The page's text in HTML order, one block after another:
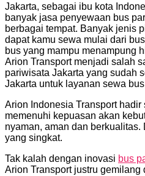
Jakarta, sebagai ibu kota
banyak jasa penyewaan bus
berbagai tempat. Banyak jenis
dapat kamu sewa mulai dari
bus yang mampu menampung
Arion Transport menjadi salah
pariwisata Jakarta yang sudah
Jakarta untuk layanan sewa
Arion Indonesia Transport
memenuhi kepuasan akan
nyaman, aman dan
yang singkat.
Tak kalah dengan inovasi bus
Arion Transport justru